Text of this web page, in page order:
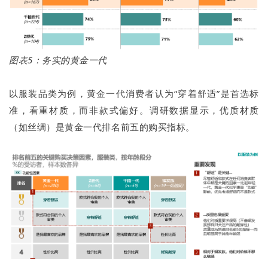
图表5： 务实的黄金一代
以服装品类为例，黄金一代消费者认为“穿着舒适”是首选标
准，看重材质，而非款式偏好。调研数据显示，优质材质
（如丝绸）是黄金一代排名前五的购买指标。